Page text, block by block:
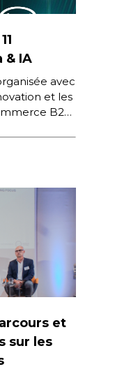
& IA
avec
et les
B2B
et
sur les